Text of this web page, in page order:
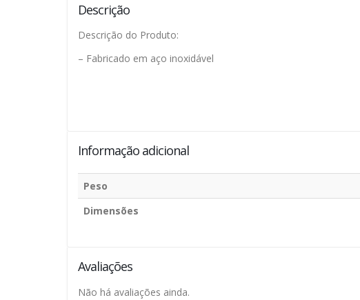
Descrição
Descrição do Produto:
– Fabricado em aço inoxidável
Informação adicional
Peso
Dimensões
Avaliações
Não há avaliações ainda.